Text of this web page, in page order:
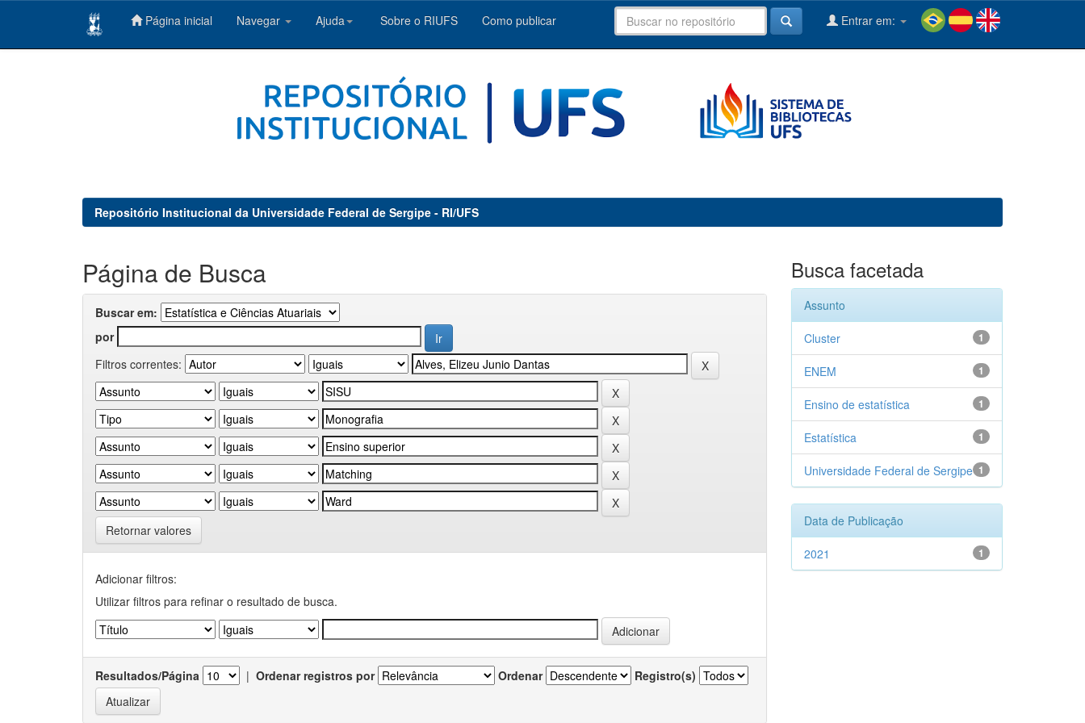
Página inicial Navegar Ajuda Sobre o RIUFS Como publicar Entrar em:
Repositório Institucional da Universidade Federal de Sergipe - RI/UFS
Página de Busca
Buscar em:
por
Filtros correntes:
Retornar valores
Adicionar filtros:
Utilizar filtros para refinar o resultado de busca.
Resultados/Página | Ordenar registros por Ordenar Registro(s)
Busca facetada
Assunto
1
Cluster
1
ENEM
1
Ensino de estatística
1
Estatística
1
Universidade Federal de Sergipe
Data de Publicação
1
2021